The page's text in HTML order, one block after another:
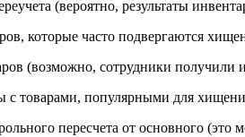
(вероятно, результаты
которые часто подвергаются
(возможно, сотрудники
с товарами, популярными для
пересчета от основного